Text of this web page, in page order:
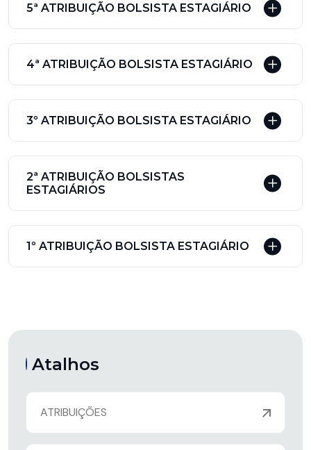
5ª ATRIBUIÇÃO BOLSISTA ESTAGIÁRIO
4ª ATRIBUIÇÃO BOLSISTA ESTAGIÁRIO
3º ATRIBUIÇÃO BOLSISTA ESTAGIÁRIO
2ª ATRIBUIÇÃO BOLSISTAS
ESTAGIÁRIOS
1º ATRIBUIÇÃO BOLSISTA ESTAGIÁRIO
Atalhos
ATRIBUIÇÕES